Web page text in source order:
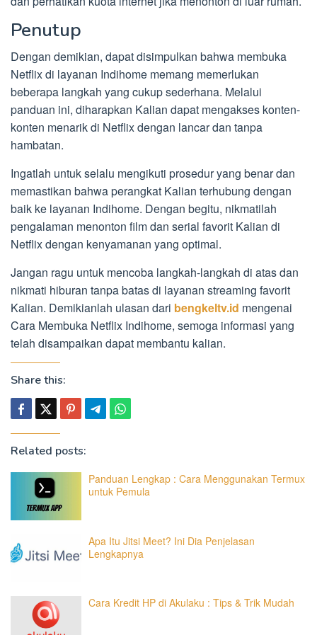
Penutup
Dengan demikian, dapat disimpulkan bahwa membuka
Netflix di layanan Indihome memang memerlukan
beberapa langkah yang cukup sederhana. Melalui
panduan ini, diharapkan Kalian dapat mengakses konten-
konten menarik di Netflix dengan lancar dan tanpa
hambatan.
Ingatlah untuk selalu mengikuti prosedur yang benar dan
memastikan bahwa perangkat Kalian terhubung dengan
baik ke layanan Indihome. Dengan begitu, nikmatilah
pengalaman menonton film dan serial favorit Kalian di
Netflix dengan kenyamanan yang optimal.
Jangan ragu untuk mencoba langkah-langkah di atas dan
nikmati hiburan tanpa batas di layanan streaming favorit
Kalian. Demikianlah ulasan dari bengkeltv.id mengenai
Cara Membuka Netflix Indihome, semoga informasi yang
telah disampaikan dapat membantu kalian.
Share this:
Related posts:
Panduan Lengkap : Cara Menggunakan Termux
untuk Pemula
Apa Itu Jitsi Meet? Ini Dia Penjelasan
Lengkapnya
Cara Kredit HP di Akulaku : Tips & Trik Mudah